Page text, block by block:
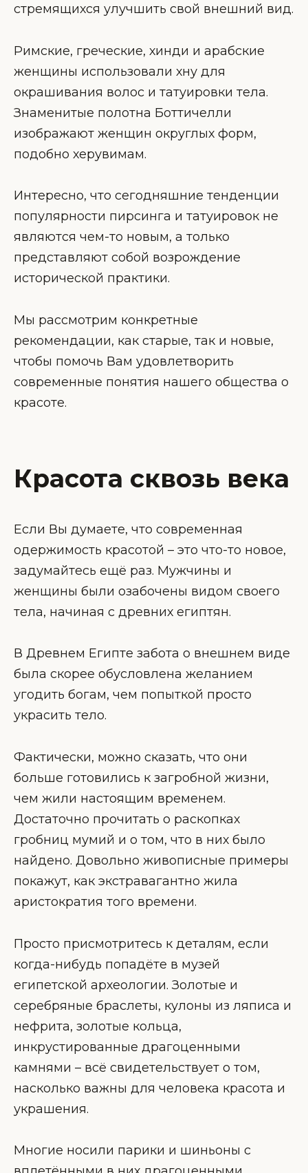
стремящихся улучшить свой внешний вид.
Римские, греческие, хинди и арабские
женщины использовали хну для
окрашивания волос и татуировки тела.
Знаменитые полотна Боттичелли
изображают женщин округлых форм,
подобно херувимам.
Интересно, что сегодняшние тенденции
популярности пирсинга и татуировок не
являются чем-то новым, а только
представляют собой возрождение
исторической практики.
Мы рассмотрим конкретные
рекомендации, как старые, так и новые,
чтобы помочь Вам удовлетворить
современные понятия нашего общества о
красоте.
Красота сквозь века
Если Вы думаете, что современная
одержимость красотой – это что-то новое,
задумайтесь ещё раз. Мужчины и
женщины были озабочены видом своего
тела, начиная с древних египтян.
В Древнем Египте забота о внешнем виде
была скорее обусловлена желанием
угодить богам, чем попыткой просто
украсить тело.
Фактически, можно сказать, что они
больше готовились к загробной жизни,
чем жили настоящим временем.
Достаточно прочитать о раскопках
гробниц мумий и о том, что в них было
найдено. Довольно живописные примеры
покажут, как экстравагантно жила
аристократия того времени.
Просто присмотритесь к деталям, если
когда-нибудь попадёте в музей
египетской археологии. Золотые и
серебряные браслеты, кулоны из ляписа и
нефрита, золотые кольца,
инкрустированные драгоценными
камнями – всё свидетельствует о том,
насколько важны для человека красота и
украшения.
Многие носили парики и шиньоны с